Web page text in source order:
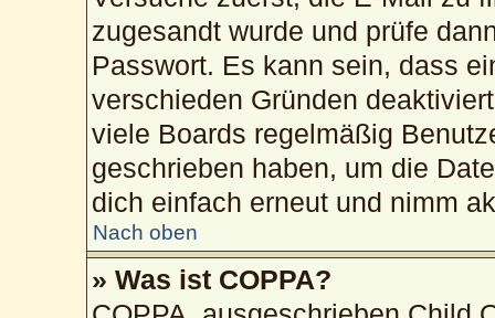
zugesandt wurde und prüfe
Passwort. Es kann sein, dass
verschieden Gründen
viele Boards regelmäßig
geschrieben haben, um die
dich einfach erneut und nimm
Nach oben
» Was ist COPPA?